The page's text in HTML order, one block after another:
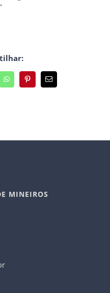
WhatsAppPinterest
E-
mail
MINEIROS